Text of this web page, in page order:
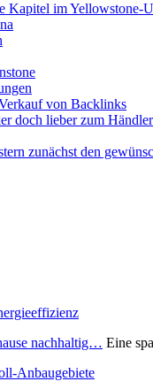
Kapitel im Yellowstone-
von Backlinks
doch lieber zum
zunächst den
nachhaltig… Eine